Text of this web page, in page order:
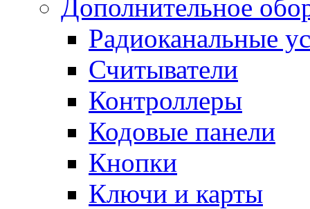
Дополнительное
Радиоканальные
Считыватели
Контроллеры
Кодовые панели
Кнопки
Ключи и карты